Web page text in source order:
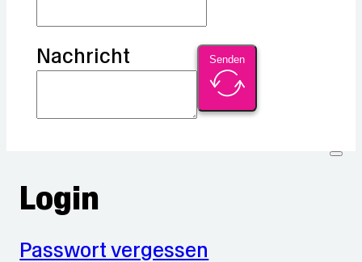
Nachricht Senden
Login
Passwort vergessen